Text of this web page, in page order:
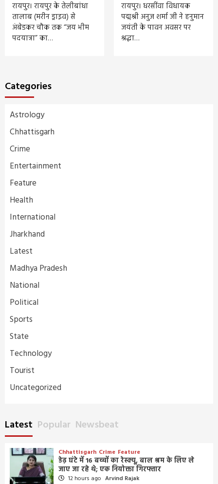
रायपुर। रायपुर के तेलीबांधा
तालाब (मरीन ड्राइव) से
अंबेडकर चौक तक “जय भीम
पदयात्रा” का…
रायपुर। धरसींवा विधायक
पद्मश्री अनुज शर्मा जी ने हनुमान
जयंती के पावन अवसर पर
श्रद्धा…
Categories
Astrology
Chhattisgarh
Crime
Entertainment
Feature
Health
International
Jharkhand
Latest
Madhya Pradesh
National
Political
Sports
State
Technology
Tourist
Uncategorized
Latest Popular Newsbeat
Chhattisgarh Crime Feature
डेढ़ घंटे में 16 बच्चों का रेस्क्यू, बाल श्रम के लिए ले
जाए जा रहे थे; एक नियोक्ता गिरफ्तार
12 hours ago Arvind Rajak